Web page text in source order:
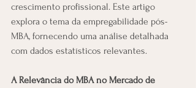
crescimento profissional. Este artigo
explora o tema da empregabilidade pós-
MBA, fornecendo uma análise detalhada
com dados estatísticos relevantes.
A Relevância do MBA no Mercado de